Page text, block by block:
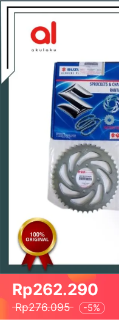
Rp262.290
Rp276.095 -5%